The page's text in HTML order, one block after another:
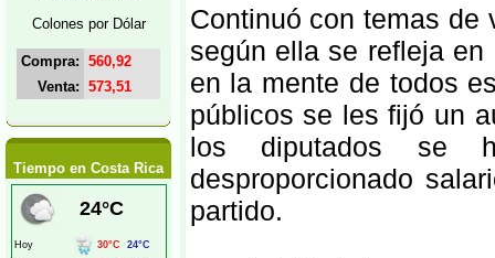
Colones por Dólar
Compra: 560,92
Venta: 573,51
Tiempo en Costa Rica
Continuó con temas de
según ella se refleja
en la mente de todos
públicos se les fijó un
los diputados se
desproporcionado
partido.